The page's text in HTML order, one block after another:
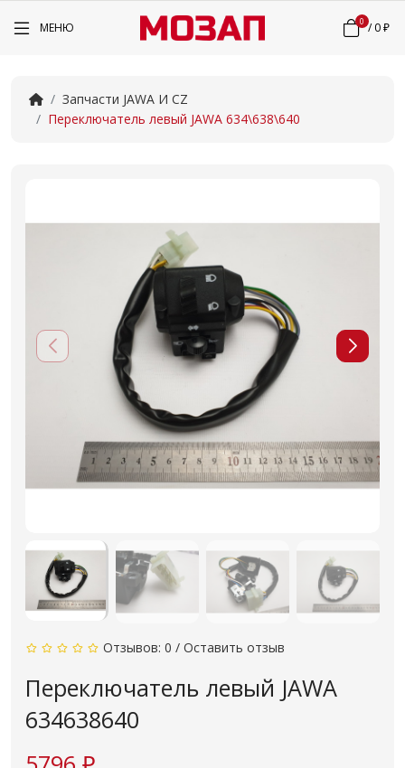
МЕНЮ 0 /0 ₽
Запчасти JAWA И CZ
Переключатель левый JAWA 634\638\640
Отзывов: 0 / Оставить отзыв
Переключатель левый JAWA
634638640